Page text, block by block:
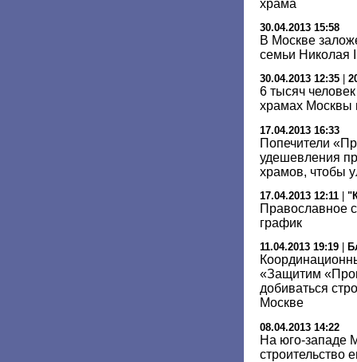
храма
30.04.2013 15:58
В Москве
семьи Николая
30.04.2013 12:35
6 тысяч
храмах Москвы
17.04.2013 16:33
Попечители
удешевления
храмов, чтобы
17.04.2013 12:11
Православное
график
11.04.2013 19:19
«Защитим
добиваться
Москве
08.04.2013 14:22
На юго-западе
строительство